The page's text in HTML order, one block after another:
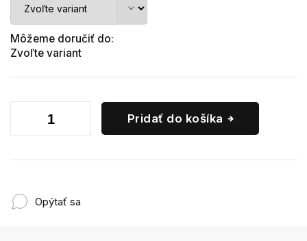
Môžeme doručiť do:
Zvoľte variant
Pridať do košíka
Opýtať sa